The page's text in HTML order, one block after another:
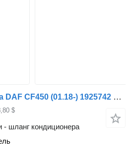
Шланг кондиционера DAF CF450 (01.18-) 1925742 1980854 для тягача DAF CF450, CF460 (2017-)
$
- шланг кондиционера